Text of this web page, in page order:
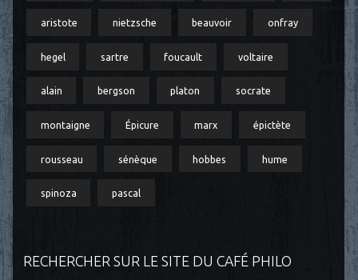
aristote nietzsche beauvoir onfray
hegel sartre foucault voltaire
alain bergson platon socrate
montaigne Épicure marx épictète
rousseau sénèque hobbes hume
spinoza pascal
RECHERCHER SUR LE SITE DU CAFÉ PHILO